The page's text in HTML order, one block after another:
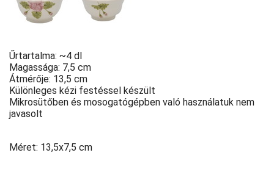
Űrtartalma: ~4 dl
Magassága: 7,5 cm
Átmérője: 13,5 cm
Különleges kézi festéssel készült
Mikrosütőben és mosogatógépben való használatuk nem
javasolt
Méret: 13,5x7,5 cm